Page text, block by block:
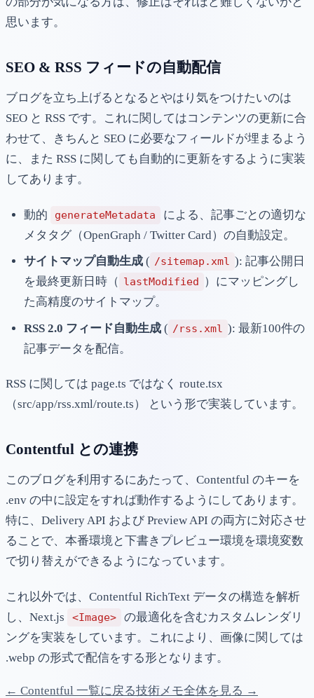
思います。
SEO & RSS フィードの自動配信
ブログを立ち上げるとなるとやはり気をつけたいのは
SEO と RSS です。これに関してはコンテンツの更新に合
わせて、きちんと SEO に必要なフィールドが埋まるよう
に、また RSS に関しても自動的に更新をするように実装
してあります。
動的 generateMetadata
による、記事ごとの適切な
メタタグ（OpenGraph / Twitter Card）の自動設定。
サイトマップ自動生成( /sitemap.xml ): 記事公開日
を最終更新日時（ lastModified ）にマッピングし
た高精度のサイトマップ。
RSS 2.0 フィード自動生成( /rss.xml ): 最新100件の
記事データを配信。
RSS に関しては page.ts ではなく route.tsx
（src/app/rss.xml/route.ts） という形で実装しています。
Contentful との連携
このブログを利用するにあたって、Contentful のキーを
.env の中に設定をすれば動作するようにしてあります。
特に、Delivery API および Preview API の両方に対応させ
ることで、本番環境と下書きプレビュー環境を環境変数
で切り替えができるようになっています。
これ以外では、Contentful RichText データの構造を解析
し、Next.js
<Image>
の最適化を含むカスタムレンダリ
ングを実装をしています。これにより、画像に関しては
.webp の形式で配信をする形となります。
← Contentful 一覧に戻る技術メモ全体を見る →